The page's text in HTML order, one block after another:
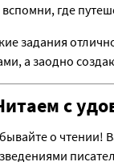
вспомни, где
задания
а заодно
с
о чтении!